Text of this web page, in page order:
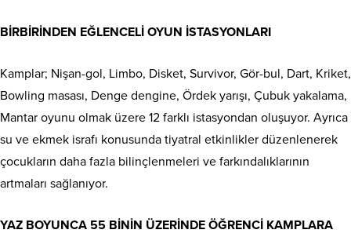
BİRBİRİNDEN EĞLENCELİ OYUN İSTASYONLARI
Kamplar; Nişan-gol, Limbo, Disket, Survivor, Gör-bul, Dart, Kriket,
Bowling masası, Denge dengine, Ördek yarışı, Çubuk yakalama,
Mantar oyunu olmak üzere 12 farklı istasyondan oluşuyor. Ayrıca
su ve ekmek israfı konusunda tiyatral etkinlikler düzenlenerek
çocukların daha fazla bilinçlenmeleri ve farkındalıklarının
artmaları sağlanıyor.
YAZ BOYUNCA 55 BİNİN ÜZERİNDE ÖĞRENCİ KAMPLARA